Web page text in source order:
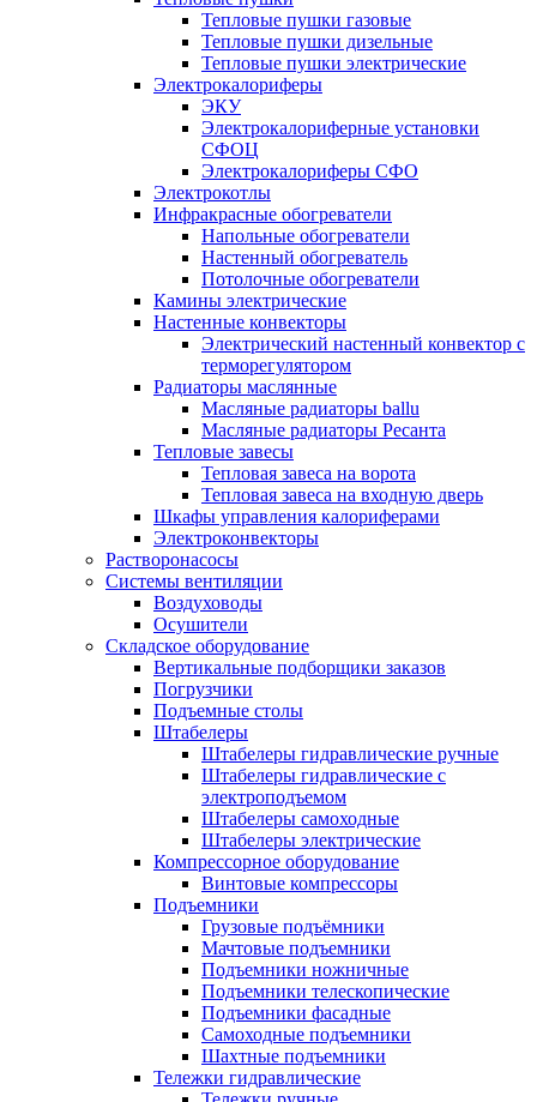
Тепловые пушки газовые
Тепловые пушки дизельные
Тепловые пушки электрические
Электрокалориферы
ЭКУ
Электрокалориферные установки
СФОЦ
Электрокалориферы СФО
Электрокотлы
Инфракрасные обогреватели
Напольные обогреватели
Настенный обогреватель
Потолочные обогреватели
Камины электрические
Настенные конвекторы
Электрический настенный конвектор с
терморегулятором
Радиаторы маслянные
Масляные радиаторы ballu
Масляные радиаторы Ресанта
Тепловые завесы
Тепловая завеса на ворота
Тепловая завеса на входную дверь
Шкафы управления калориферами
Электроконвекторы
Растворонасосы
Системы вентиляции
Воздуховоды
Осушители
Складское оборудование
Вертикальные подборщики заказов
Погрузчики
Подъемные столы
Штабелеры
Штабелеры гидравлические ручные
Штабелеры гидравлические с
электроподъемом
Штабелеры самоходные
Штабелеры электрические
Компрессорное оборудование
Винтовые компрессоры
Подъемники
Грузовые подъёмники
Мачтовые подъемники
Подъемники ножничные
Подъемники телескопические
Подъемники фасадные
Самоходные подъемники
Шахтные подъемники
Тележки гидравлические